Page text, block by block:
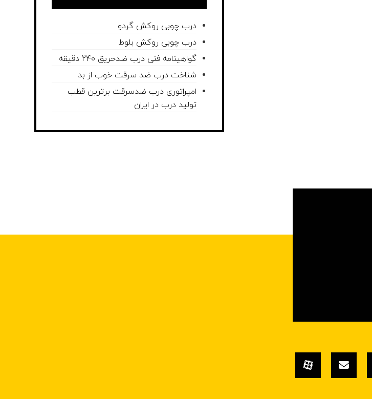
درب چوبی روکش گردو
درب چوبی روکش بلوط
گواهینامه فنی درب ضدحریق 240 دقیقه
شناخت درب ضد سرقت خوب از بد
امپراتوری درب ضدسرقت برترین قطب
تولید درب در ایران